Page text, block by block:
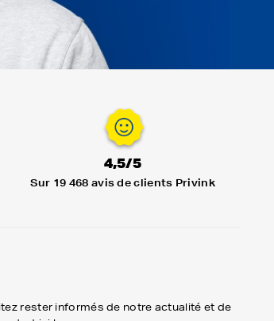
4,5/5
Sur 19 468 avis de clients Privink
rester informés de notre actualité et de